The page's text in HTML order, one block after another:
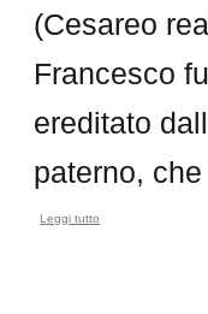
(Cesareo
Francesco
ereditato
paterno,
Leggi tutto